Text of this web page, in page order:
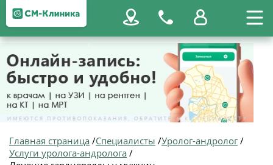
Главная страница /Специалисты /Уролог-андролог/
Услуги уролога-андролога /